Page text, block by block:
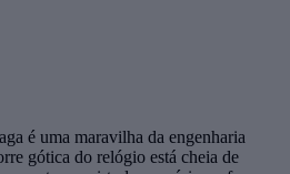
é uma maravilha da engenharia
gótica do relógio está cheia de